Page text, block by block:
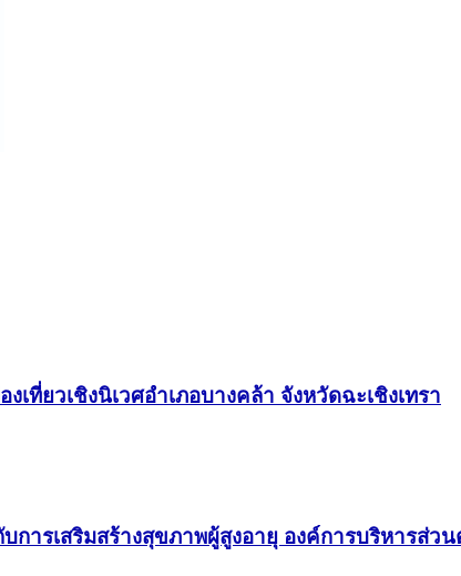
ที่ยวเชิงนิเวศอำเภอบางคล้า จังหวัดฉะเชิงเทรา
รเสริมสร้างสุขภาพผู้สูงอายุ องค์การบริหารส่วน